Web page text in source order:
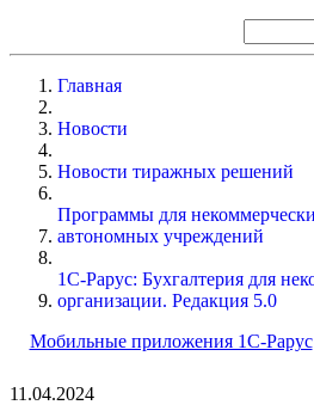
Главная
Новости
Новости тиражных решений
Программы для
автономных учреждений
1С-Рарус: Бухгалтерия для
организации. Редакция 5.0
Мобильные приложения 1С-Рарус
11.04.2024